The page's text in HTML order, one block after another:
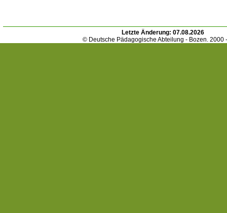
Letzte Änderung: 07.08.2026
© Deutsche Pädagogische Abteilung - Bozen. 2000